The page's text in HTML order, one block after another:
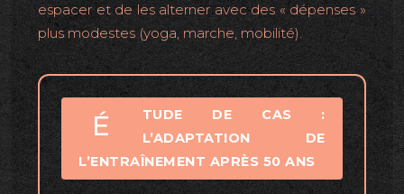
espacer et de les alterner avec des « dépenses »
plus modestes (yoga, marche, mobilité).
É
TUDE DE CAS :
L’ADAPTATION DE
L’ENTRAÎNEMENT APRÈS 50 ANS